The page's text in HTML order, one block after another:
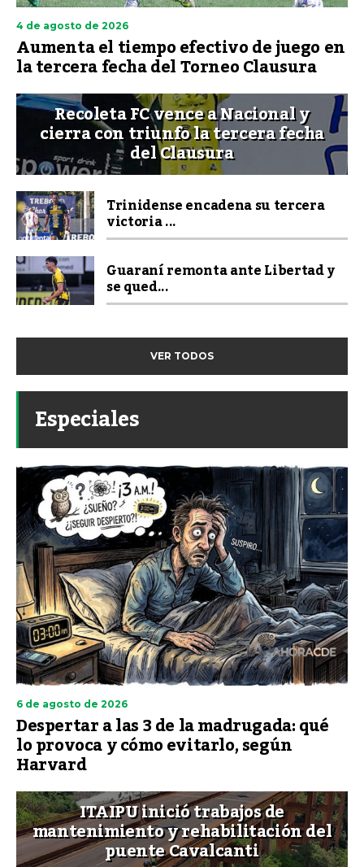
4 de agosto de 2026
Aumenta el tiempo efectivo de juego en
la tercera fecha del Torneo Clausura
Recoleta FC vence a Nacional y
cierra con triunfo la tercera fecha
del Clausura
Trinidense encadena su tercera
victoria ...
Guaraní remonta ante Libertad y
se qued...
VER TODOS
Especiales
6 de agosto de 2026
Despertar a las 3 de la madrugada: qué
lo provoca y cómo evitarlo, según
Harvard
ITAIPU inició trabajos de
mantenimiento y rehabilitación del
puente Cavalcanti